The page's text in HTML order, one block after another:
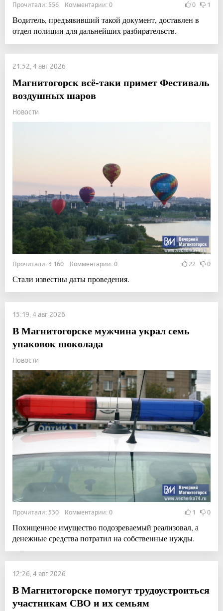
Прочитали: 556 Комментарии: 0 0 1
Водитель, предъявивший такой документ, доставлен в
отдел полиции для дальнейших разбирательств.
21:52, 4 авг 2026
Магнитогорск всё-таки примет Фестиваль
воздушных шаров
Новости
Прочитали: 3 160 Комментарии: 0 22 0
Стали известны даты проведения.
15:19, 4 авг 2026
В Магнитогорске мужчина украл семь
упаковок шоколада
Новости
Прочитали: 530 Комментарии: 0 1 0
Похищенное имущество подозреваемый реализовал, а
денежные средства потратил на собственные нужды.
12:26, 4 авг 2026
В Магнитогорске помогут трудоустроиться
участникам СВО и их семьям